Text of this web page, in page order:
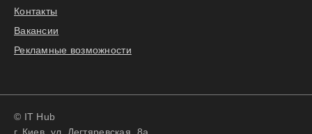
Контакты
Вакансии
Рекламные возможности
© IT Hub
г. Киев, ул. Дегтяревская, 8а